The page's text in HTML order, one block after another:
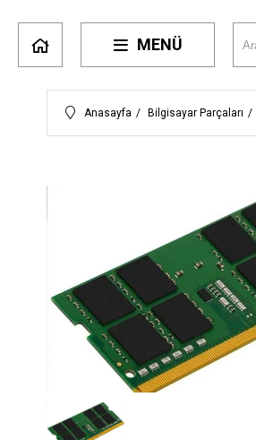
MENÜ
Anasayfa Bilgisayar Parçaları